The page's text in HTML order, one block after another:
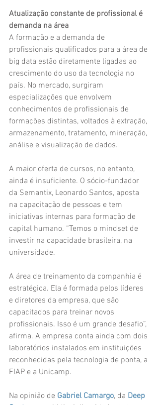
Atualização constante de profissional é
demanda na área
A formação e a demanda de
profissionais qualificados para a área de
big data estão diretamente ligadas ao
crescimento do uso da tecnologia no
país. No mercado, surgiram
especializações que envolvem
conhecimentos de profissionais de
formações distintas, voltados à extração,
armazenamento, tratamento, mineração,
análise e visualização de dados.
A maior oferta de cursos, no entanto,
ainda é insuficiente. O sócio-fundador
da Semantix, Leonardo Santos, aposta
na capacitação de pessoas e tem
iniciativas internas para formação de
capital humano. “Temos o mindset de
investir na capacidade brasileira, na
universidade.
A área de treinamento da companhia é
estratégica. Ela é formada pelos líderes
e diretores da empresa, que são
capacitados para treinar novos
profissionais. Isso é um grande desafio”,
afirma. A empresa conta ainda com dois
laboratórios instalados em instituições
reconhecidas pela tecnologia de ponta, a
FIAP e a Unicamp.
Na opinião de Gabriel Camargo, da Deep